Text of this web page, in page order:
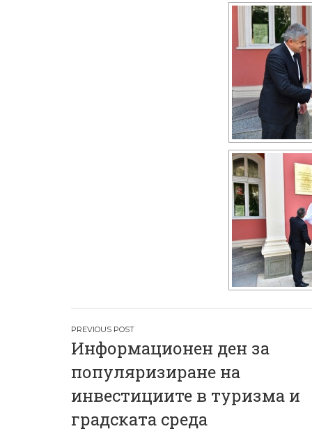
Н
а
в
и
г
Информационен ден за
популяризиране на
инвестициите в туризма и
градската среда